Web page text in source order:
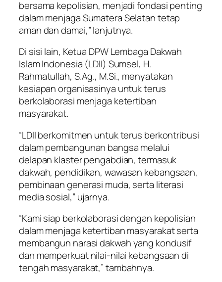
bersama kepolisian, menjadi fondasi penting
dalam menjaga Sumatera Selatan tetap
aman dan damai,” lanjutnya.
Di sisi lain, Ketua DPW Lembaga Dakwah
Islam Indonesia (LDII) Sumsel, H.
Rahmatullah, S.Ag., M.Si., menyatakan
kesiapan organisasinya untuk terus
berkolaborasi menjaga ketertiban
masyarakat.
“LDII berkomitmen untuk terus berkontribusi
dalam pembangunan bangsa melalui
delapan klaster pengabdian, termasuk
dakwah, pendidikan, wawasan kebangsaan,
pembinaan generasi muda, serta literasi
media sosial,” ujarnya.
“Kami siap berkolaborasi dengan kepolisian
dalam menjaga ketertiban masyarakat serta
membangun narasi dakwah yang kondusif
dan memperkuat nilai-nilai kebangsaan di
tengah masyarakat,” tambahnya.